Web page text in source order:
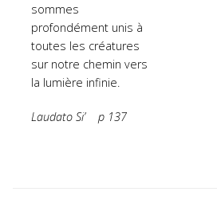
sommes
profondément unis à
toutes les créatures
sur notre chemin vers
la lumière infinie.
Laudato Si’ p 137